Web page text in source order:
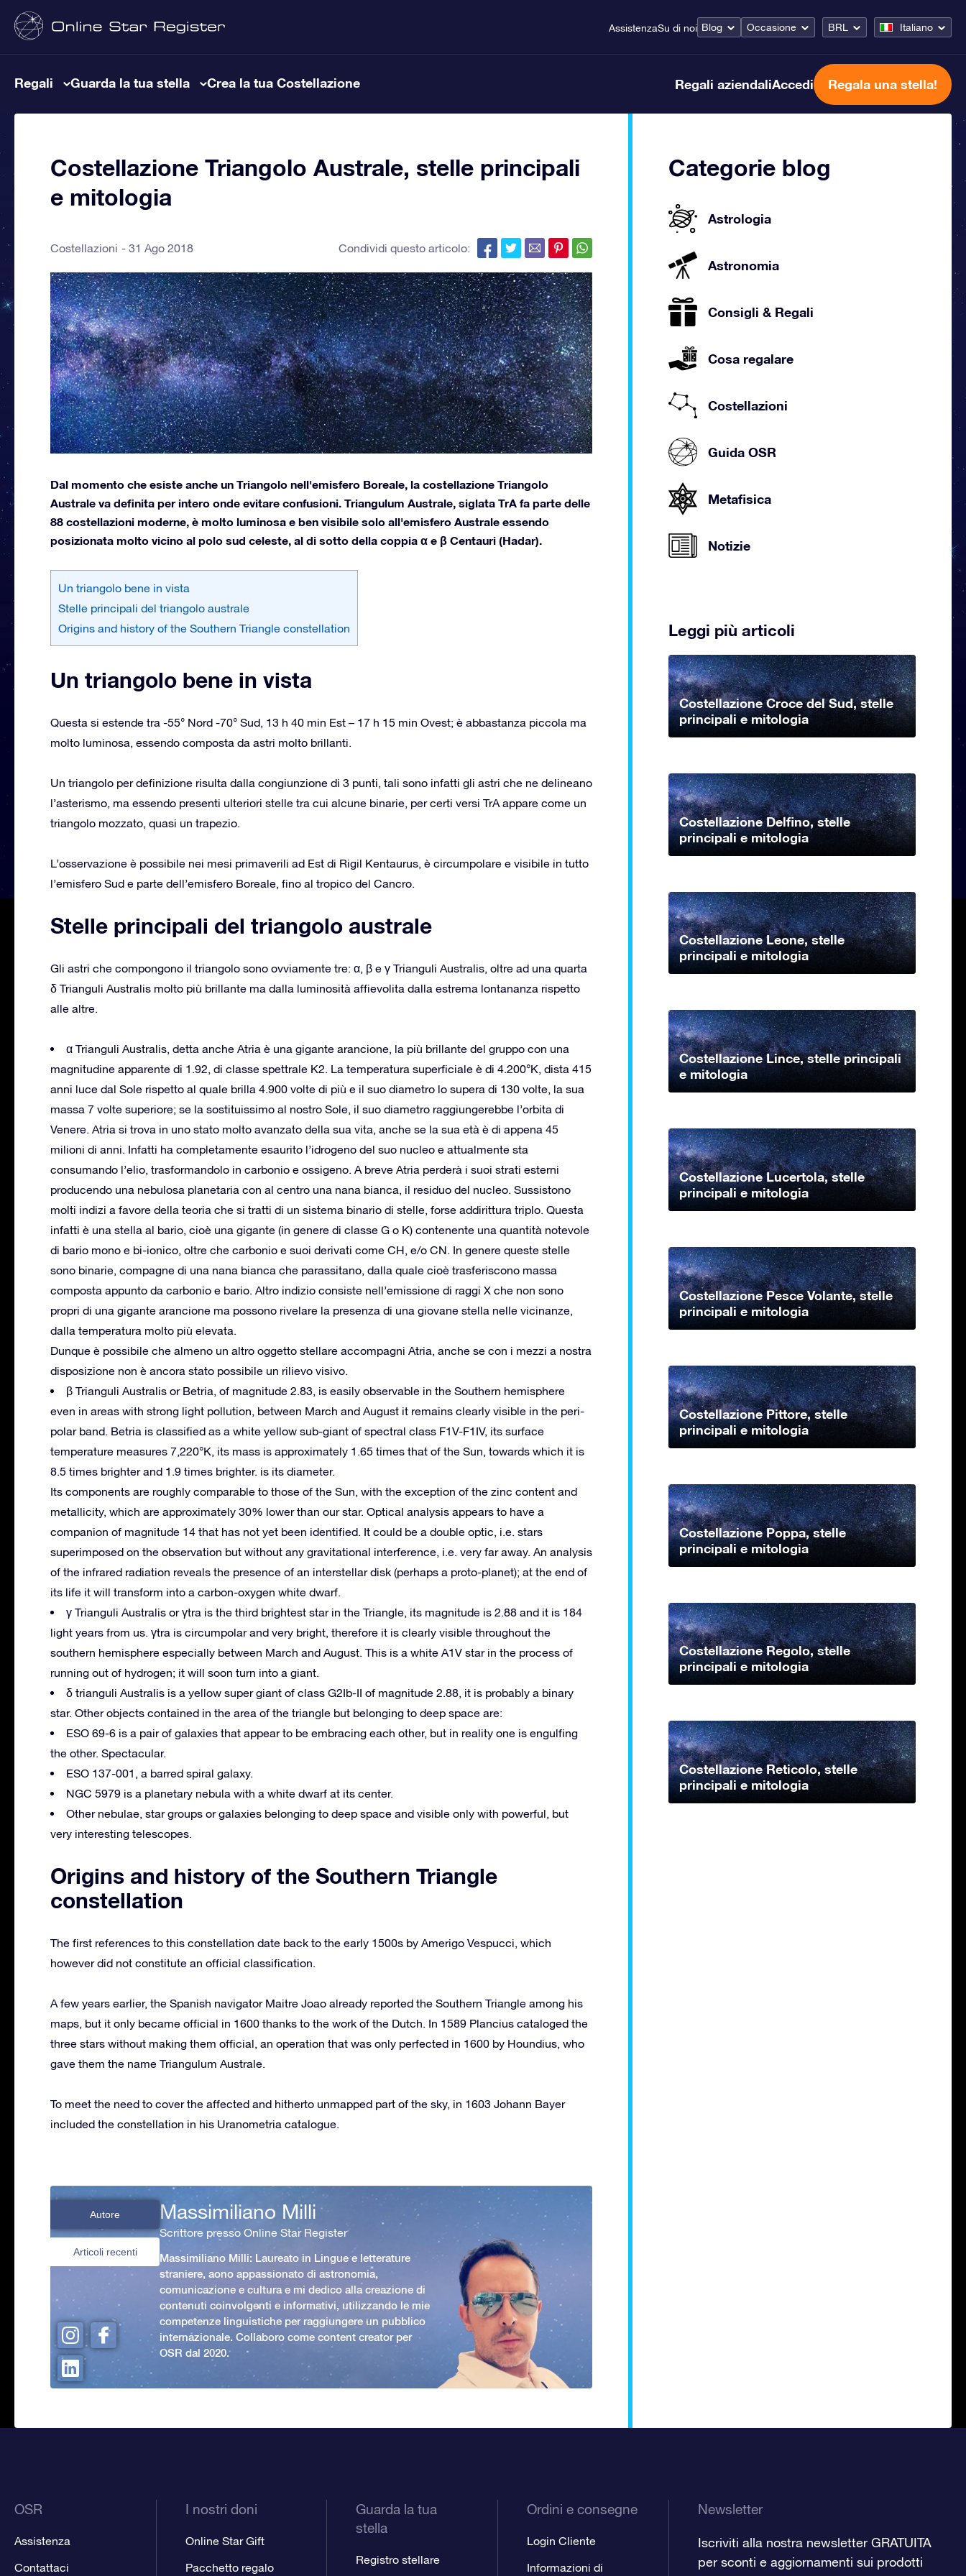
AssistenzaSu di noi Blog Occasione BRL Italiano
Regali Guarda la tua stella Crea la tua Costellazione Regali aziendaliAccedi Regala una stella!
Costellazione Triangolo Australe, stelle principali
e mitologia
Costellazioni 31 Ago 2018 Condividi questo articolo:
Dal momento che esiste anche un Triangolo nell'emisfero Boreale, la costellazione Triangolo
Australe va definita per intero onde evitare confusioni. Triangulum Australe, siglata TrA fa parte delle
88 costellazioni moderne, è molto luminosa e ben visibile solo all'emisfero Australe essendo
posizionata molto vicino al polo sud celeste, al di sotto della coppia α e β Centauri (Hadar).
Un triangolo bene in vista
Stelle principali del triangolo australe
Origins and history of the Southern Triangle constellation
Un triangolo bene in vista
Questa si estende tra -55° Nord -70° Sud, 13 h 40 min Est – 17 h 15 min Ovest; è abbastanza piccola ma
molto luminosa, essendo composta da astri molto brillanti.
Un triangolo per definizione risulta dalla congiunzione di 3 punti, tali sono infatti gli astri che ne delineano
l’asterismo, ma essendo presenti ulteriori stelle tra cui alcune binarie, per certi versi TrA appare come un
triangolo mozzato, quasi un trapezio.
L’osservazione è possibile nei mesi primaverili ad Est di Rigil Kentaurus, è circumpolare e visibile in tutto
l’emisfero Sud e parte dell’emisfero Boreale, fino al tropico del Cancro.
Stelle principali del triangolo australe
Gli astri che compongono il triangolo sono ovviamente tre: α, β e γ Trianguli Australis, oltre ad una quarta
δ Trianguli Australis molto più brillante ma dalla luminosità affievolita dalla estrema lontananza rispetto
alle altre.
α Trianguli Australis, detta anche Atria è una gigante arancione, la più brillante del gruppo con una
magnitudine apparente di 1.92, di classe spettrale K2. La temperatura superficiale è di 4.200°K, dista 415
anni luce dal Sole rispetto al quale brilla 4.900 volte di più e il suo diametro lo supera di 130 volte, la sua
massa 7 volte superiore; se la sostituissimo al nostro Sole, il suo diametro raggiungerebbe l’orbita di
Venere. Atria si trova in uno stato molto avanzato della sua vita, anche se la sua età è di appena 45
milioni di anni. Infatti ha completamente esaurito l’idrogeno del suo nucleo e attualmente sta
consumando l’elio, trasformandolo in carbonio e ossigeno. A breve Atria perderà i suoi strati esterni
producendo una nebulosa planetaria con al centro una nana bianca, il residuo del nucleo. Sussistono
molti indizi a favore della teoria che si tratti di un sistema binario di stelle, forse addirittura triplo. Questa
infatti è una stella al bario, cioè una gigante (in genere di classe G o K) contenente una quantità notevole
di bario mono e bi-ionico, oltre che carbonio e suoi derivati come CH, e/o CN. In genere queste stelle
sono binarie, compagne di una nana bianca che parassitano, dalla quale cioè trasferiscono massa
composta appunto da carbonio e bario. Altro indizio consiste nell’emissione di raggi X che non sono
propri di una gigante arancione ma possono rivelare la presenza di una giovane stella nelle vicinanze,
dalla temperatura molto più elevata.
Dunque è possibile che almeno un altro oggetto stellare accompagni Atria, anche se con i mezzi a nostra
disposizione non è ancora stato possibile un rilievo visivo.
β Trianguli Australis or Betria, of magnitude 2.83, is easily observable in the Southern hemisphere
even in areas with strong light pollution, between March and August it remains clearly visible in the peri-
polar band. Betria is classified as a white yellow sub-giant of spectral class F1V-F1IV, its surface
temperature measures 7,220°K, its mass is approximately 1.65 times that of the Sun, towards which it is
8.5 times brighter and 1.9 times brighter. is its diameter.
Its components are roughly comparable to those of the Sun, with the exception of the zinc content and
metallicity, which are approximately 30% lower than our star. Optical analysis appears to have a
companion of magnitude 14 that has not yet been identified. It could be a double optic, i.e. stars
superimposed on the observation but without any gravitational interference, i.e. very far away. An analysis
of the infrared radiation reveals the presence of an interstellar disk (perhaps a proto-planet); at the end of
its life it will transform into a carbon-oxygen white dwarf.
γ Trianguli Australis or γtra is the third brightest star in the Triangle, its magnitude is 2.88 and it is 184
light years from us. γtra is circumpolar and very bright, therefore it is clearly visible throughout the
southern hemisphere especially between March and August. This is a white A1V star in the process of
running out of hydrogen; it will soon turn into a giant.
δ trianguli Australis is a yellow super giant of class G2Ib-II of magnitude 2.88, it is probably a binary
star. Other objects contained in the area of ​​the triangle but belonging to deep space are:
ESO 69-6 is a pair of galaxies that appear to be embracing each other, but in reality one is engulfing
the other. Spectacular.
ESO 137-001, a barred spiral galaxy.
NGC 5979 is a planetary nebula with a white dwarf at its center.
Other nebulae, star groups or galaxies belonging to deep space and visible only with powerful, but
very interesting telescopes.
Origins and history of the Southern Triangle
constellation
The first references to this constellation date back to the early 1500s by Amerigo Vespucci, which
however did not constitute an official classification.
A few years earlier, the Spanish navigator Maitre Joao already reported the Southern Triangle among his
maps, but it only became official in 1600 thanks to the work of the Dutch. In 1589 Plancius cataloged the
three stars without making them official, an operation that was only perfected in 1600 by Houndius, who
gave them the name Triangulum Australe.
To meet the need to cover the affected and hitherto unmapped part of the sky, in 1603 Johann Bayer
included the constellation in his Uranometria catalogue.
Autore
Articoli recenti
Massimiliano Milli
Scrittore presso Online Star Register
Massimiliano Milli: Laureato in Lingue e letterature
straniere, aono appassionato di astronomia,
comunicazione e cultura e mi dedico alla creazione di
contenuti coinvolgenti e informativi, utilizzando le mie
competenze linguistiche per raggiungere un pubblico
internazionale. Collaboro come content creator per
OSR dal 2020.
Categorie blog
Astrologia
Astronomia
Consigli & Regali
Cosa regalare
Costellazioni
Guida OSR
Metafisica
Notizie
Leggi più articoli
Costellazione Croce del Sud, stelle
principali e mitologia
Costellazione Delfino, stelle
principali e mitologia
Costellazione Leone, stelle
principali e mitologia
Costellazione Lince, stelle principali
e mitologia
Costellazione Lucertola, stelle
principali e mitologia
Costellazione Pesce Volante, stelle
principali e mitologia
Costellazione Pittore, stelle
principali e mitologia
Costellazione Poppa, stelle
principali e mitologia
Costellazione Regolo, stelle
principali e mitologia
Costellazione Reticolo, stelle
principali e mitologia
OSR
Assistenza
Contattaci
I nostri doni
Online Star Gift
Pacchetto regalo
Guarda la tua
stella
Registro stellare
Ordini e consegne
Login Cliente
Informazioni di
Newsletter
Iscriviti alla nostra newsletter GRATUITA
per sconti e aggiornamenti sui prodotti